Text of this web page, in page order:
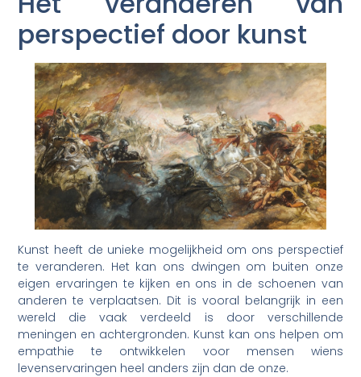
perspectief door kunst
Kunst heeft de unieke mogelijkheid om ons perspectief
te veranderen. Het kan ons dwingen om buiten onze
eigen ervaringen te kijken en ons in de schoenen van
anderen te verplaatsen. Dit is vooral belangrijk in een
wereld die vaak verdeeld is door verschillende
meningen en achtergronden. Kunst kan ons helpen om
empathie te ontwikkelen voor mensen wiens
levenservaringen heel anders zijn dan de onze.